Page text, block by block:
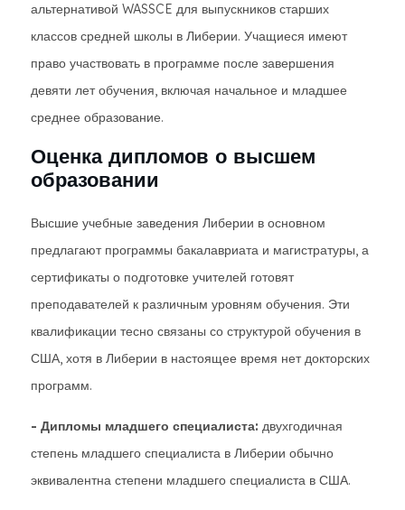
альтернативой WASSCE для выпускников старших
классов средней школы в Либерии. Учащиеся имеют
право участвовать в программе после завершения
девяти лет обучения, включая начальное и младшее
среднее образование.
Оценка дипломов о высшем
образовании
Высшие учебные заведения Либерии в основном
предлагают программы бакалавриата и магистратуры, а
сертификаты о подготовке учителей готовят
преподавателей к различным уровням обучения. Эти
квалификации тесно связаны со структурой обучения в
США, хотя в Либерии в настоящее время нет докторских
программ.
- Дипломы младшего специалиста: двухгодичная
степень младшего специалиста в Либерии обычно
эквивалентна степени младшего специалиста в США.